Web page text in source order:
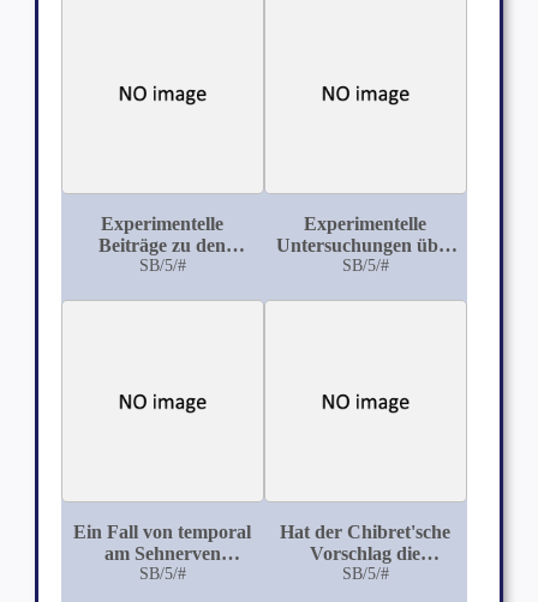
Experimentelle
Beiträge zu den
Schrotschussverletzungen
SB/5/#
Experimentelle
Untersuchungen über
den Heilungsvorgang
Cocaïn-Einwirkung
SB/5/#
Ein Fall von temporal
am Sehnerven
gelegenem
SB/5/#
Hat der Chibret'sche
Vorschlag die
Prothesis des
SB/5/#